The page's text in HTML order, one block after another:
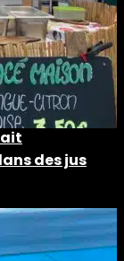
des jus